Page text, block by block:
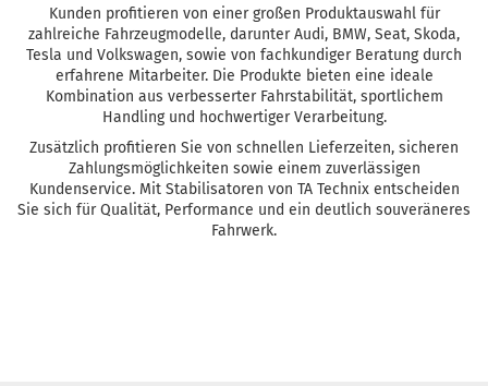
Kunden profitieren von einer großen Produktauswahl für
zahlreiche Fahrzeugmodelle, darunter Audi, BMW, Seat, Skoda,
Tesla und Volkswagen, sowie von fachkundiger Beratung durch
erfahrene Mitarbeiter. Die Produkte bieten eine ideale
Kombination aus verbesserter Fahrstabilität, sportlichem
Handling und hochwertiger Verarbeitung.
Zusätzlich profitieren Sie von schnellen Lieferzeiten, sicheren
Zahlungsmöglichkeiten sowie einem zuverlässigen
Kundenservice. Mit Stabilisatoren von TA Technix entscheiden
Sie sich für Qualität, Performance und ein deutlich souveräneres
Fahrwerk.